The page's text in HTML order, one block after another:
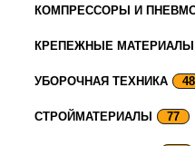
КОМПРЕССОРЫ И
КРЕПЕЖНЫЕ МАТЕРИАЛЫ
УБОРОЧНАЯ ТЕХНИКА 48
СТРОЙМАТЕРИАЛЫ 77